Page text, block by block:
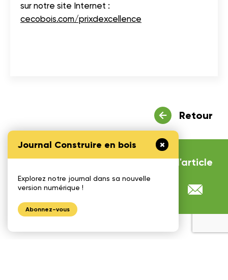
Journal Construire en bois
Explorez notre journal dans sa nouvelle
version numérique !
Abonnez-vous
sur notre site Internet :
cecobois.com/prixdexcellence
Retour
Partagerl'article